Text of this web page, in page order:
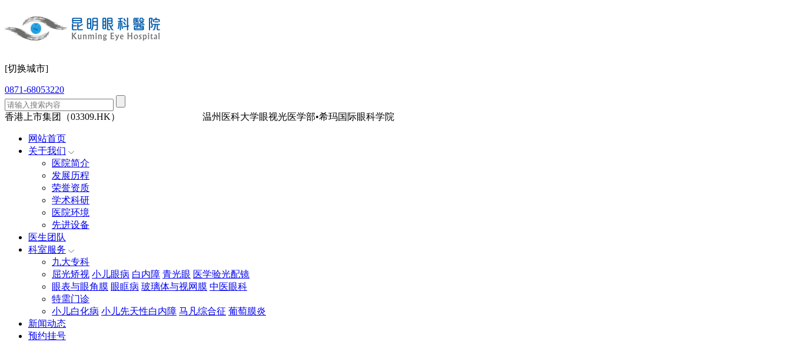
[切换城市]
0871-68053220
香港上市集团（03309.HK） 温州医科大学眼视光医学部•希玛国际眼科学院
网站首页
关于我们
医院简介
发展历程
荣誉资质
学术科研
医院环境
先进设备
医生团队
科室服务
九大专科
屈光矫视 小儿眼病 白内障 青光眼 医学验光配镜
眼表与眼角膜 眼眶病 玻璃体与视网膜 中医眼科
特需门诊
小儿白化病 小儿先天性白内障 马凡综合征 葡萄膜炎
新闻动态
预约挂号